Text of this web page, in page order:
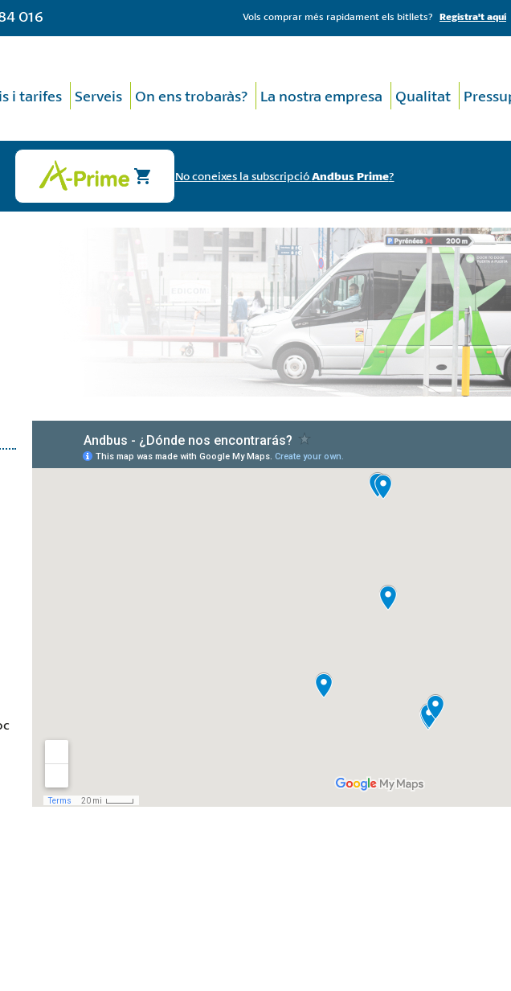
016 Vols comprar més rapidament els bitllets? Registra't aquí
i tarifes Serveis On ens trobaràs? La nostra empresa Qualitat
No coneixes la subscripcióAndbus Prime?